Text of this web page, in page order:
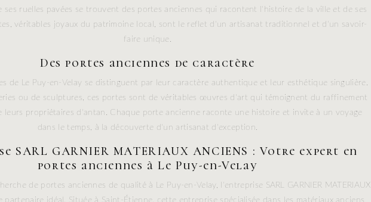
ses ruelles pavées se trouvent des portes anciennes qui racontent l'histoire de la ville et de ses
véritables joyaux du patrimoine local, sont le reflet d'un artisanat traditionnel et d'un savoir-
faire unique.
Des portes anciennes de caractère
de Le Puy-en-Velay se distinguent par leur caractère authentique et leur esthétique singulière.
ou de sculptures, ces portes sont de véritables œuvres d'art qui témoignent du raffinement
leurs propriétaires d'antan. Chaque porte ancienne raconte une histoire et invite à un voyage
dans le temps, à la découverte d'un artisanat d'exception.
SARL GARNIER MATERIAUX ANCIENS : Votre expert en
portes anciennes à Le Puy-en-Velay
de portes anciennes de qualité à Le Puy-en-Velay, l'entreprise SARL GARNIER MATERIAUX
partenaire idéal. Située à Saint-Étienne, cette entreprise spécialisée dans les matériaux anciens